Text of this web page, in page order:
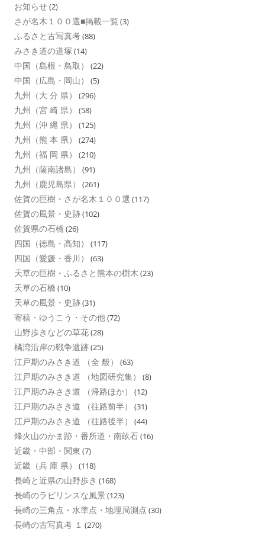
お知らせ(2)
さが名木１００選■掲載一覧 (3)
ふるさと古写真考(88)
みさき道の道塚 (14)
中国（島根・鳥取） (22)
中国（広島・岡山） (5)
九州（大 分 県） (296)
九州（宮 崎 県） (58)
九州（沖 縄 県） (125)
九州（熊 本 県） (274)
九州（福 岡 県） (210)
九州（薩南諸島） (91)
九州（鹿児島県） (261)
佐賀の巨樹・さが名木１００選 (117)
佐賀の風景・史跡(102)
佐賀県の石橋 (26)
四国（徳島・高知） (117)
四国（愛媛・香川） (63)
天草の巨樹・ふるさと熊本の樹木 (23)
天草の石橋 (10)
天草の風景・史跡(31)
寄稿・ゆうこう・その他(72)
山野歩きなどの草花(28)
橘湾沿岸の戦争遺跡(25)
江戸期のみさき道 （全 般） (63)
江戸期のみさき道 （地図研究集） (8)
江戸期のみさき道 （帰路ほか） (12)
江戸期のみさき道 （往路前半） (31)
江戸期のみさき道 （往路後半） (44)
烽火山のかま跡・番所道・南畝石(16)
近畿・中部・関東 (7)
近畿（兵 庫 県） (118)
長崎と近県の山野歩き (168)
長崎のラビリンスな風景 (123)
長崎の三角点・水準点・地理局測点 (30)
長崎の古写真考 １ (270)